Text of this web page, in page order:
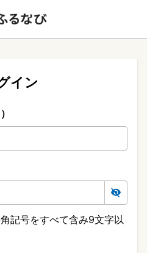
イン
記号をすべて含み9文字以